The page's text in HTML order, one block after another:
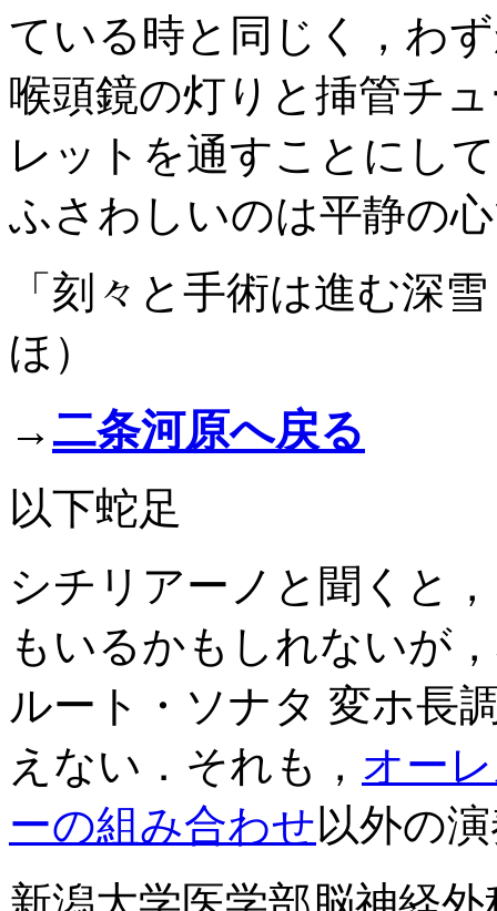
ている時と同じく，わ
喉頭鏡の灯りと挿管チ
レットを通すことにし
ふさわしいのは平静の
「刻々と手術は進む深
ほ）
→ 二条河原へ戻る
以下蛇足
シチリアーノと聞くと
もいるかもしれないが
ルート・ソナタ 変ホ長
えない．それも， オー
ーの組み合わせ以外の